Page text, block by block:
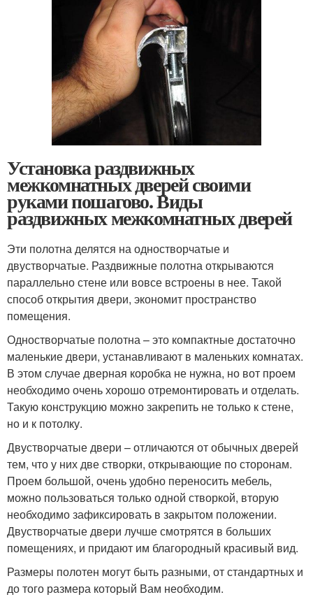
Установка раздвижных
межкомнатных дверей своими
руками пошагово. Виды
раздвижных межкомнатных дверей
Эти полотна делятся на одностворчатые и
двустворчатые. Раздвижные полотна открываются
параллельно стене или вовсе встроены в нее. Такой
способ открытия двери, экономит пространство
помещения.
Одностворчатые полотна – это компактные достаточно
маленькие двери, устанавливают в маленьких комнатах.
В этом случае дверная коробка не нужна, но вот проем
необходимо очень хорошо отремонтировать и отделать.
Такую конструкцию можно закрепить не только к стене,
но и к потолку.
Двустворчатые двери – отличаются от обычных дверей
тем, что у них две створки, открывающие по сторонам.
Проем большой, очень удобно переносить мебель,
можно пользоваться только одной створкой, вторую
необходимо зафиксировать в закрытом положении.
Двустворчатые двери лучше смотрятся в больших
помещениях, и придают им благородный красивый вид.
Размеры полотен могут быть разными, от стандартных и
до того размера который Вам необходим.